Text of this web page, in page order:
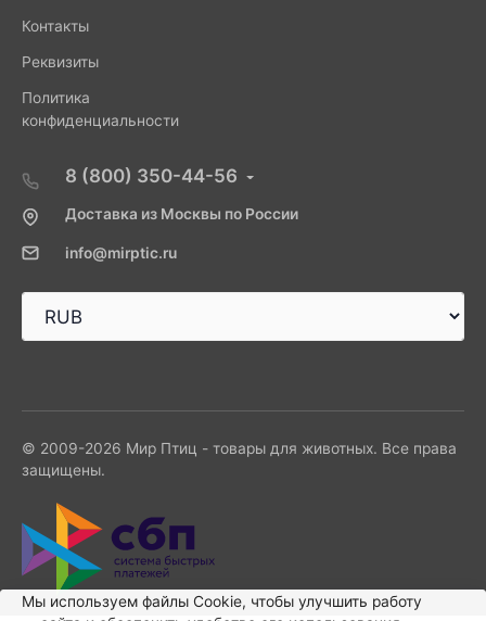
Контакты
Реквизиты
Политика
конфиденциальности
8 (800) 350-44-56
Доставка из Москвы по России
info@mirptic.ru
© 2009-2026 Мир Птиц - товары для животных. Все права
защищены.
Мы используем файлы Сookie, чтобы улучшить работу